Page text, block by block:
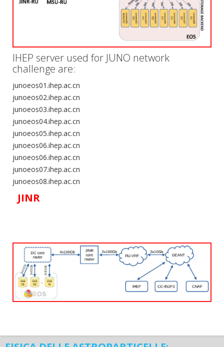
IHEP server used for JUNO network
challenge are:
junoeos01.ihep.ac.cn
junoeos02.ihep.ac.cn
junoeos03.ihep.ac.cn
junoeos04.ihep.ac.cn
junoeos05.ihep.ac.cn
junoeos06.ihep.ac.cn
junoeos06.ihep.ac.cn
junoeos07.ihep.ac.cn
junoeos08.ihep.ac.cn
JINR